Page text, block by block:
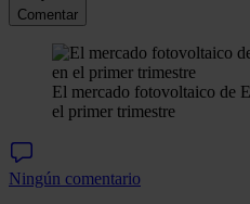
Comentar
El mercado fotovoltaico de
el primer trimestre
Ningún comentario